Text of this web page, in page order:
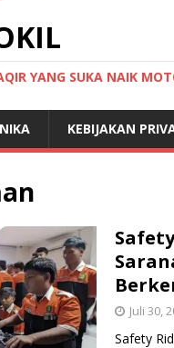
YANG SUKA NAIK
KEBIJAKAN
Juli 30,
Safety